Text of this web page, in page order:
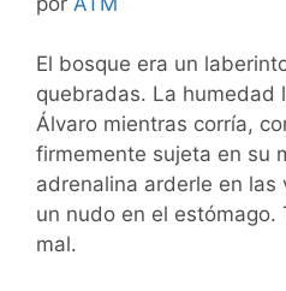
El bosque era un
quebradas. La humedad
Álvaro mientras corría,
firmemente sujeta en su
adrenalina arderle en las
un nudo en el
mal.